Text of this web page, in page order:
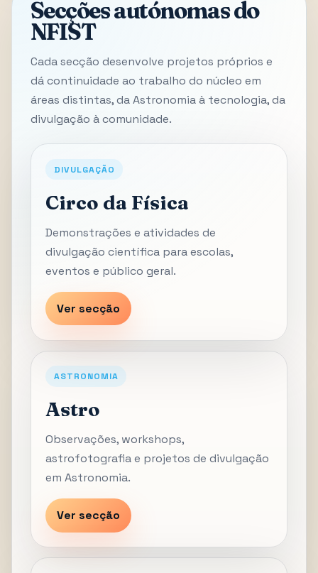
Secções autónomas do
NFIST
Cada secção desenvolve projetos próprios e
dá continuidade ao trabalho do núcleo em
áreas distintas, da Astronomia à tecnologia, da
divulgação à comunidade.
DIVULGAÇÃO
Circo da Física
Demonstrações e atividades de
divulgação científica para escolas,
eventos e público geral.
Ver secção
ASTRONOMIA
Astro
Observações, workshops,
astrofotografia e projetos de divulgação
em Astronomia.
Ver secção